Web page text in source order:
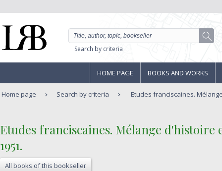
Search by criteria
HOME PAGE BOOKS AND WORKS
Home page Search by criteria Etudes franciscaines.
‎Etudes franciscaines. Mélange d'histoire
1951.‎
All books of this bookseller